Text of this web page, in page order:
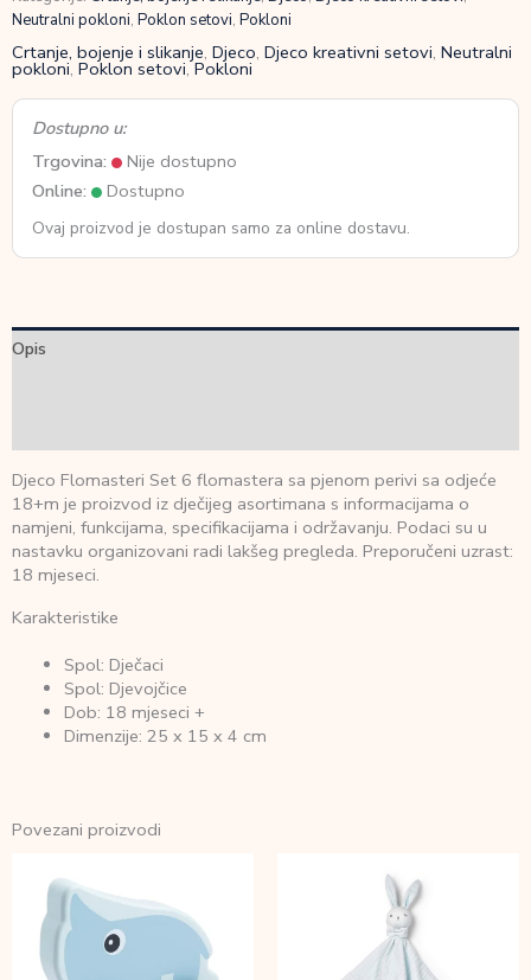
količina
Neutralni pokloni, Poklon setovi, Pokloni
Crtanje, bojenje i slikanje, Djeco, Djeco kreativni setovi, Neutralni
pokloni, Poklon setovi,Pokloni
Dostupno u:
Trgovina:
Nije dostupno
Online:
Dostupno
Ovaj proizvod je dostupan samo za online dostavu.
Opis
Djeco Flomasteri Set 6 flomastera sa pjenom perivi sa odjeće
18+m je proizvod iz dječijeg asortimana s informacijama o
namjeni, funkcijama, specifikacijama i održavanju. Podaci su u
nastavku organizovani radi lakšeg pregleda. Preporučeni uzrast:
18 mjeseci.
Karakteristike
Spol: Dječaci
Spol: Djevojčice
Dob: 18 mjeseci +
Dimenzije: 25 x 15 x 4 cm
Povezani proizvodi